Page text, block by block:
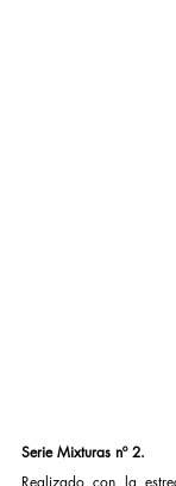
Serie Mixturas nº 2.
Realizado con la